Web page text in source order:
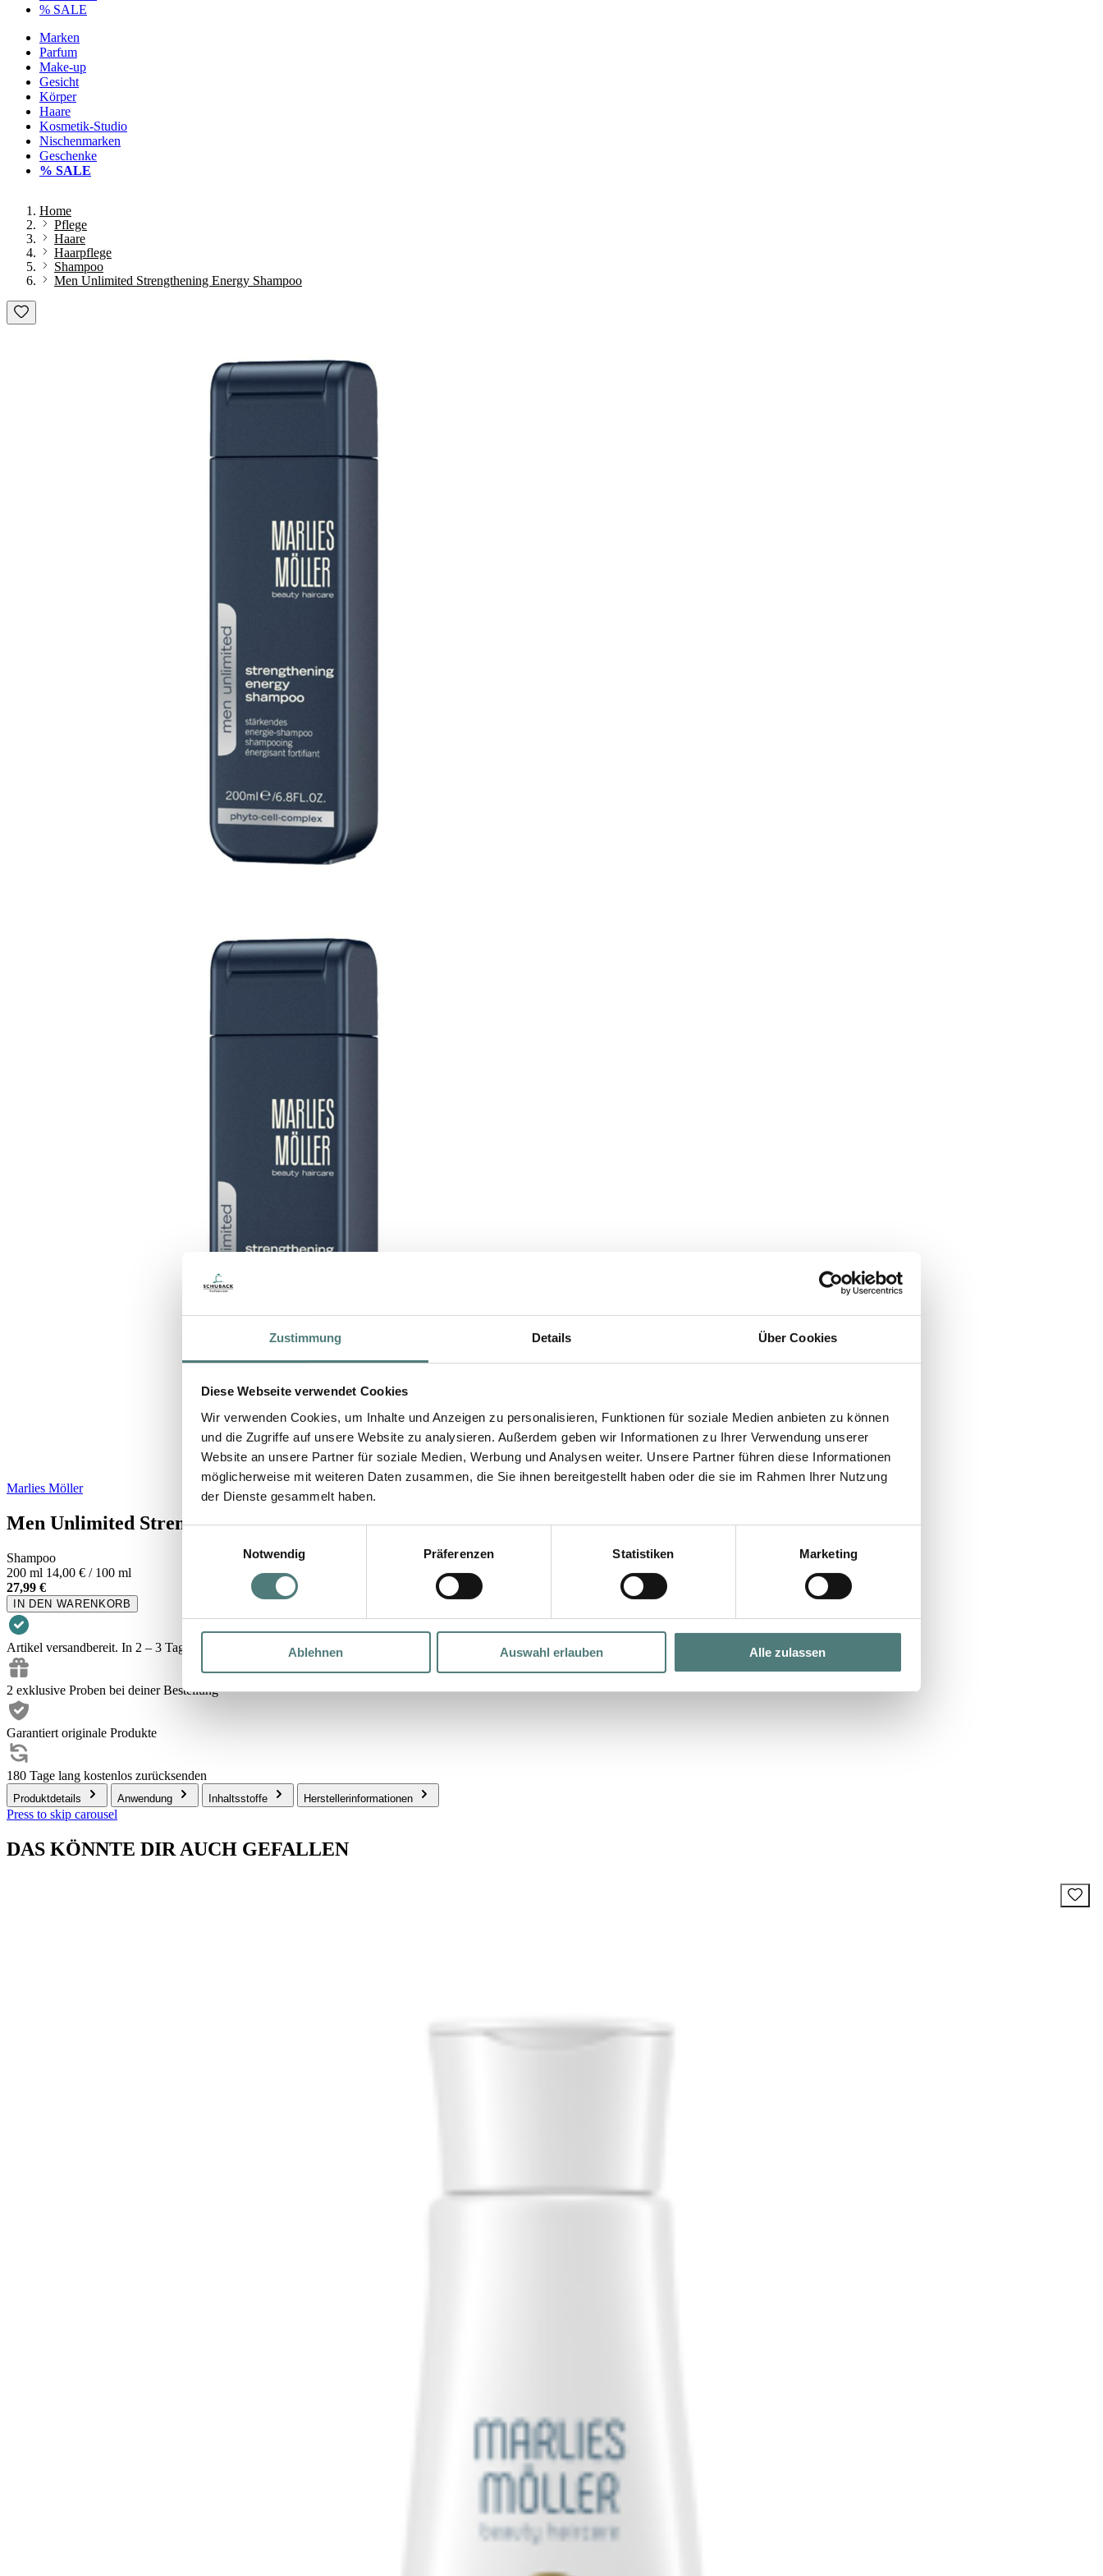
Zustimmung Details Über Cookies
Diese Webseite verwendet Cookies
Wir verwenden Cookies, um Inhalte und Anzeigen zu personalisieren, Funktionen für soziale Medien anbieten zu können
und die Zugriffe auf unsere Website zu analysieren. Außerdem geben wir Informationen zu Ihrer Verwendung unserer
Website an unsere Partner für soziale Medien, Werbung und Analysen weiter. Unsere Partner führen diese Informationen
möglicherweise mit weiteren Daten zusammen, die Sie ihnen bereitgestellt haben oder die sie im Rahmen Ihrer Nutzung
der Dienste gesammelt haben.
Einwilligungsauswahl
Notwendig
Präferenzen Statistiken Marketing
Ablehnen Auswahl erlauben Alle zulassen
% SALE
Marken
Parfum
Make-up
Gesicht
Körper
Haare
Kosmetik-Studio
Nischenmarken
Geschenke
% SALE
Home
Pflege
Haare
Haarpflege
Shampoo
Men Unlimited Strengthening Energy Shampoo
Marlies Möller
Men Unlimited Strengthening Energy Shampoo
Shampoo
200 ml 14,00 € / 100 ml
27,99 €
IN DEN WARENKORB
Artikel versandbereit. In 2 – 3 Tagen bei dir.
2 exklusive Proben bei deiner Bestellung
Garantiert originale Produkte
180 Tage lang kostenlos zurücksenden
Produktdetails Anwendung Inhaltsstoffe Herstellerinformationen
Press to skip carousel
DAS KÖNNTE DIR AUCH GEFALLEN